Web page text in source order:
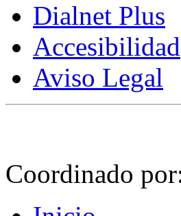
Dialnet Plus
Accesibilidad
Aviso Legal
Coordinado